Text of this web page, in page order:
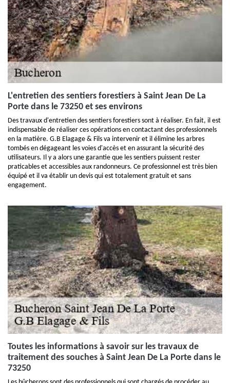
L'entretien des sentiers forestiers à Saint Jean De La
Porte dans le 73250 et ses environs
Des travaux d'entretien des sentiers forestiers sont à réaliser. En fait, il est
indispensable de réaliser ces opérations en contactant des professionnels
en la matière. G.B Elagage & Fils va intervenir et il élimine les arbres
tombés en dégageant les voies d'accès et en assurant la sécurité des
utilisateurs. Il y a alors une garantie que les sentiers puissent rester
praticables et accessibles aux randonneurs. Ce professionnel est très bien
équipé et il va établir un devis qui est totalement gratuit et sans
engagement.
Toutes les informations à savoir sur les travaux de
traitement des souches à Saint Jean De La Porte dans le
73250